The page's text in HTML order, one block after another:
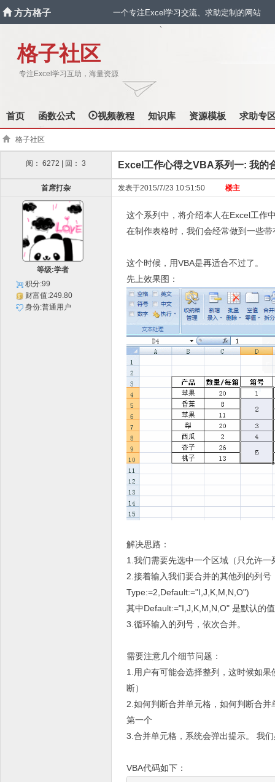
方方格子 一个专注Excel学习交流、求助定制的网站
格子社区
专注Excel学习互助，海量资源
`
首页 函数公式 视频教程 知识库 资源模板 求助专
格子社区
阅： 6272 | 回： 3 Excel工作心得之VBA系列一: 我的
首席打杂 发表于2015/7/23 10:51:50 楼主
等级:学者
积分:99
财富值:249.80
身份:普通用户
这个系列中，将介绍本人在Excel工作
在制作表格时，我们会经常做到一些
这个时候，用VBA是再适合不过了。
先上效果图：
解决思路：
1.我们需要先选中一个区域（只允许一
2.接着输入我们要合并的其他列的列
Type:=2,Default:="I,J,K,M,N,O")
其中Default:="I,J,K,M,N,O" 是默认的
3.循环输入的列号，依次合并。
需要注意几个细节问题：
1.用户有可能会选择整列，这时候如
断）
2.如何判断合并单元格，如何判断合
第一个
3.合并单元格，系统会弹出提示。 我
VBA代码如下：